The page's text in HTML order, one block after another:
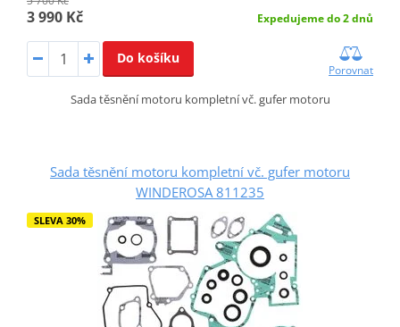
3 990 Kč Expedujeme do 2 dnů
Do košíku
Porovnat
Sada těsnění motoru kompletní vč. gufer motoru
Sada těsnění motoru kompletní vč. gufer motoru
WINDEROSA 811235
SLEVA 30%